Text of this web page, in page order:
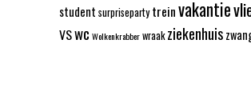
student surpriseparty treinvakantie
VSwc Wolkenkrabberwraak ziekenhuis